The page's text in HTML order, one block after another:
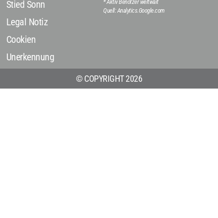
Stied Sonn
Legal Notiz
Cookien
Unerkennung
* Aktiv Benotzer weltwäit
Quell: Analytics.Google.com
© COPYRIGHT 2026